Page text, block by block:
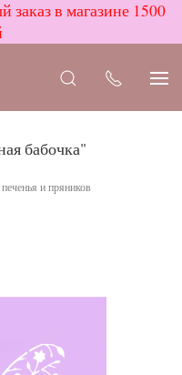
в магазине 1500
бабочка"
и пряников